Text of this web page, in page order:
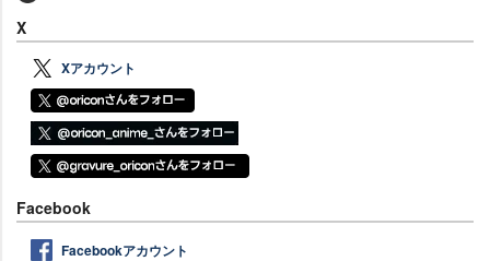
X
Xアカウント
Facebook
Facebookアカウント